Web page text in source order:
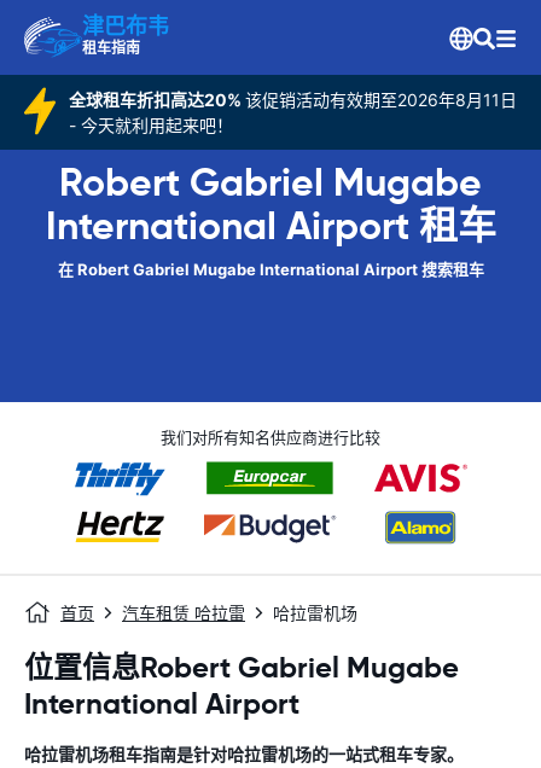
津巴布韦
租车指南
全球租车折扣高达20% 该促销活动有效期至2026年8月11日
- 今天就利用起来吧！
Robert Gabriel Mugabe
International Airport 租车
在 Robert Gabriel Mugabe International Airport 搜索租车
我们对所有知名供应商进行比较
首页 汽车租赁 哈拉雷 哈拉雷机场
位置信息Robert Gabriel Mugabe
International Airport
哈拉雷机场租车指南是针对哈拉雷机场的一站式租车专家。